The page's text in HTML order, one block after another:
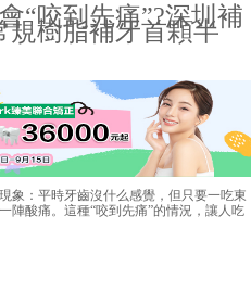
“咬到先痛”?深圳補
規樹脂補牙首顆半
：平時牙齒沒什么感覺，但只要一吃東
陣酸痛。這種“咬到先痛”的情況，讓人吃